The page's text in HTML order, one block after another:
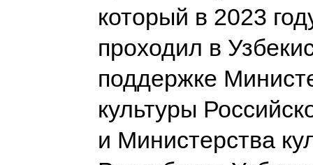
который в 2023
проходил в
поддержке
культуры
и Министерства